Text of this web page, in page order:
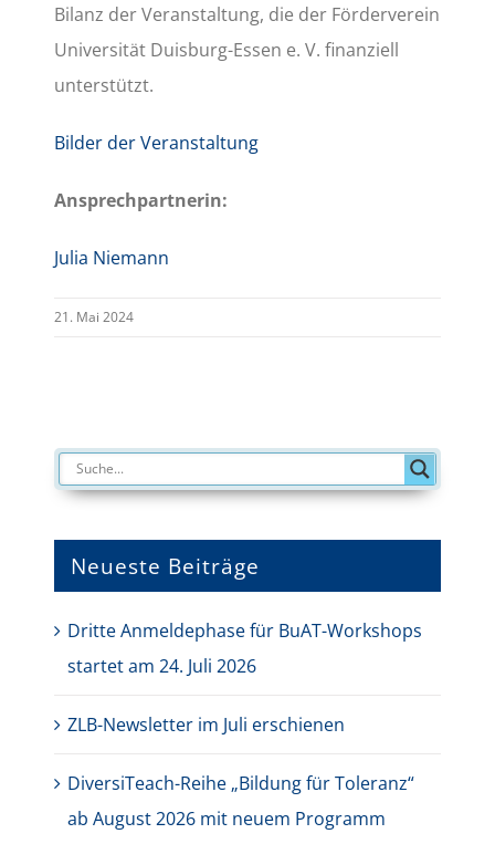
Bilanz der Veranstaltung, die der Förderverein
Universität Duisburg-Essen e. V. finanziell
unterstützt.
Bilder der Veranstaltung
Ansprechpartnerin:
Julia Niemann
21. Mai 2024
Neueste Beiträge
Dritte Anmeldephase für BuAT-Workshops
startet am 24. Juli 2026
ZLB-Newsletter im Juli erschienen
DiversiTeach-Reihe „Bildung für Toleranz“
ab August 2026 mit neuem Programm